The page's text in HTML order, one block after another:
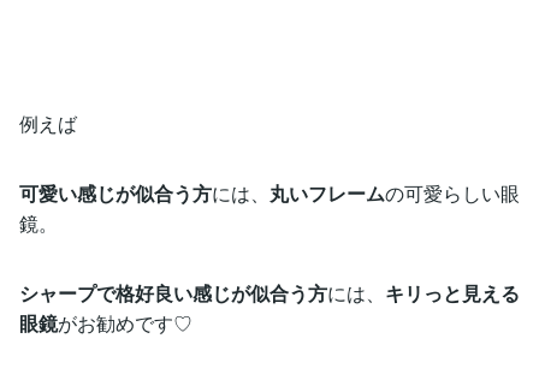
例えば
可愛い感じが似合う方には、 丸いフレームの可愛らしい眼
鏡。
シャープで格好良い感じが似合う方には、 キリっと見える
眼鏡がお勧めです♡